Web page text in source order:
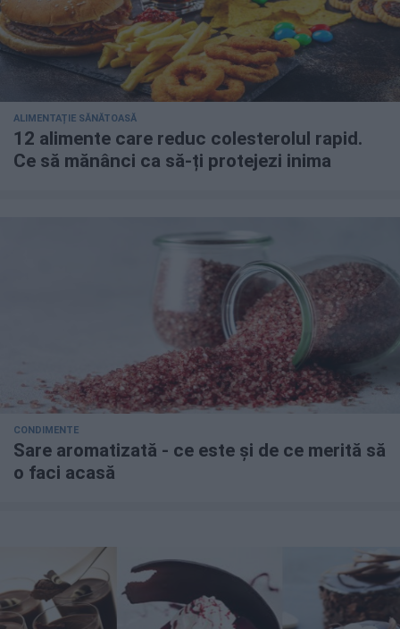
ALIMENTAȚIE SĂNĂTOASĂ
12 alimente care reduc colesterolul rapid.
Ce să mănânci ca să-ți protejezi inima
CONDIMENTE
Sare aromatizată - ce este și de ce merită să
o faci acasă